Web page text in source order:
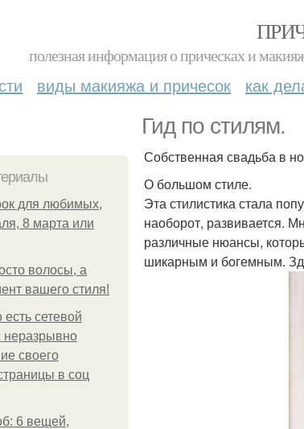
полезная информация о прическах и
виды макияжа и причесок как
Гид по стилям.
для любимых,
8 марта или
волосы, а
вашего стиля!
есть сетевой
неразрывно
своего
в соц
6 вещей,
Собственная свадьба в
О большом стиле.
Эта стилистика стала
наоборот, развивается.
различные нюансы,
шикарным и богемным.